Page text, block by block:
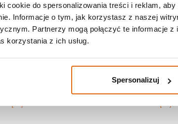
cookie do spersonalizowania treści i reklam,
Informacje o tym, jak korzystasz z naszej
Partnerzy mogą połączyć te informacje
korzystania z ich usług.
Spersonalizuj
Więcej Więcej